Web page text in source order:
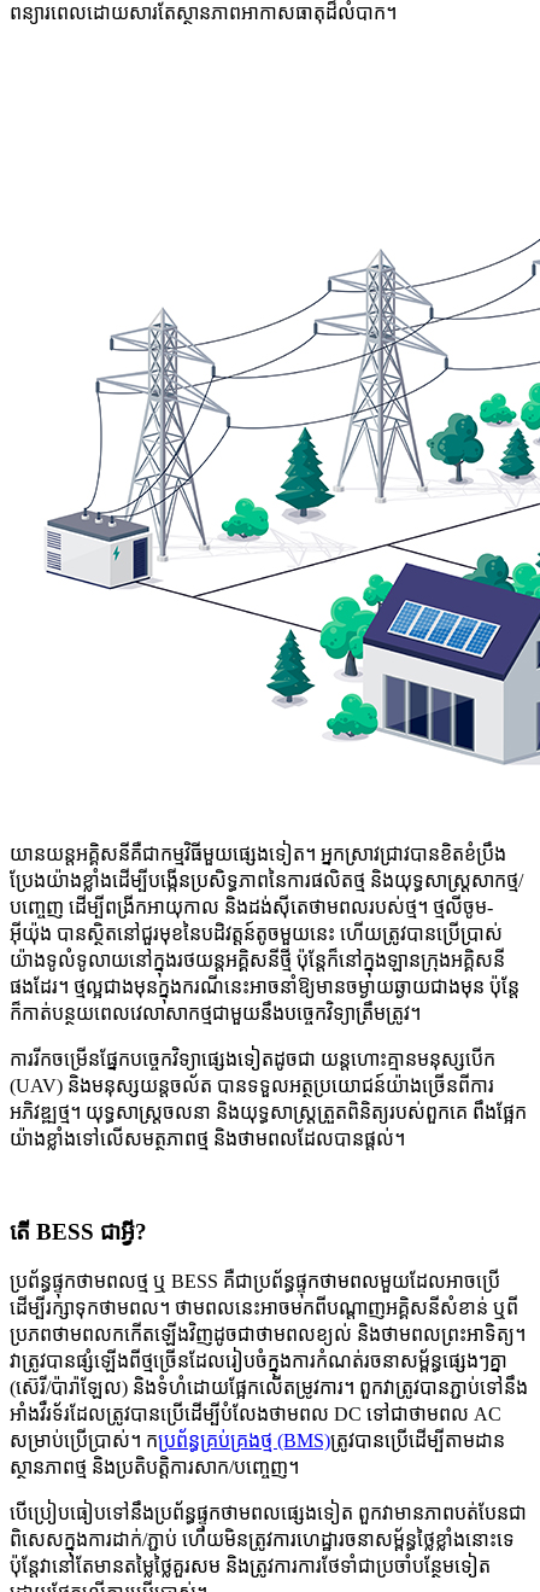
ពន្យារពេលដោយសារតែស្ថានភាពអាកាសធាតុដ៏លំបាក។
យានយន្តអគ្គិសនីគឺជាកម្មវិធីមួយផ្សេងទៀត។ អ្នកស្រាវជ្រាវបានខិតខំប្រឹង
ប្រែងយ៉ាងខ្លាំងដើម្បីបង្កើនប្រសិទ្ធភាពនៃការផលិតថ្ម និងយុទ្ធសាស្ត្រសាកថ្ម/
បញ្ចេញ ដើម្បីពង្រីកអាយុកាល និងដង់ស៊ីតេថាមពលរបស់ថ្ម។ ថ្មលីចូម-
អ៊ីយ៉ុង បានស្ថិតនៅជួរមុខនៃបដិវត្តន៍តូចមួយនេះ ហើយត្រូវបានប្រើប្រាស់
យ៉ាងទូលំទូលាយនៅក្នុងរថយន្តអគ្គិសនីថ្មី ប៉ុន្តែក៏នៅក្នុងឡានក្រុងអគ្គិសនី
ផងដែរ។ ថ្មល្អជាងមុនក្នុងករណីនេះអាចនាំឱ្យមានចម្ងាយឆ្ងាយជាងមុន ប៉ុន្តែ
ក៏កាត់បន្ថយពេលវេលាសាកថ្មជាមួយនឹងបច្ចេកវិទ្យាត្រឹមត្រូវ។
ការរីកចម្រើនផ្នែកបច្ចេកវិទ្យាផ្សេងទៀតដូចជា យន្តហោះគ្មានមនុស្សបើក
(UAV) និងមនុស្សយន្តចល័ត បានទទួលអត្ថប្រយោជន៍យ៉ាងច្រើនពីការ
អភិវឌ្ឍថ្ម។ យុទ្ធសាស្ត្រចលនា និងយុទ្ធសាស្ត្រត្រួតពិនិត្យរបស់ពួកគេ ពឹងផ្អែក
យ៉ាងខ្លាំងទៅលើសមត្ថភាពថ្ម និងថាមពលដែលបានផ្តល់។
តើ BESS ជាអ្វី?
ប្រព័ន្ធផ្ទុកថាមពលថ្ម ឬ BESS គឺជាប្រព័ន្ធផ្ទុកថាមពលមួយដែលអាចប្រើ
ដើម្បីរក្សាទុកថាមពល។ ថាមពលនេះអាចមកពីបណ្តាញអគ្គិសនីសំខាន់ ឬពី
ប្រភពថាមពលកកើតឡើងវិញដូចជាថាមពលខ្យល់ និងថាមពលព្រះអាទិត្យ។
វាត្រូវបានផ្សំឡើងពីថ្មច្រើនដែលរៀបចំក្នុងការកំណត់រចនាសម្ព័ន្ធផ្សេងៗគ្នា
(ស៊េរី/ប៉ារ៉ាឡែល) និងទំហំដោយផ្អែកលើតម្រូវការ។ ពួកវាត្រូវបានភ្ជាប់ទៅនឹង
អាំងវឺរទ័រដែលត្រូវបានប្រើដើម្បីបំលែងថាមពល DC ទៅជាថាមពល AC
សម្រាប់ប្រើប្រាស់។ កប្រព័ន្ធគ្រប់គ្រងថ្ម (BMS)ត្រូវបានប្រើដើម្បីតាមដាន
ស្ថានភាពថ្ម និងប្រតិបត្តិការសាក/បញ្ចេញ។
បើប្រៀបធៀបទៅនឹងប្រព័ន្ធផ្ទុកថាមពលផ្សេងទៀត ពួកវាមានភាពបត់បែនជា
ពិសេសក្នុងការដាក់/ភ្ជាប់ ហើយមិនត្រូវការហេដ្ឋារចនាសម្ព័ន្ធថ្លៃខ្លាំងនោះទេ
ប៉ុន្តែវានៅតែមានតម្លៃថ្លៃគួរសម និងត្រូវការការថែទាំជាប្រចាំបន្ថែមទៀត